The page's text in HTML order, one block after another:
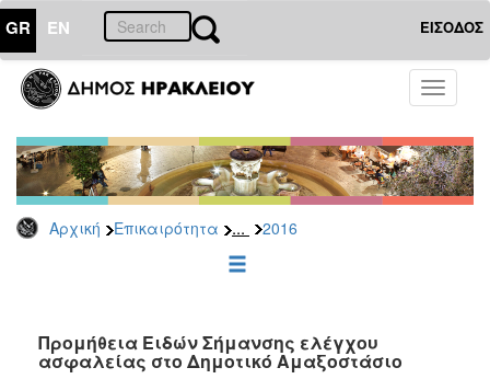
GR EN ΕΙΣΟΔΟΣ
Toggle
Αρχική Επικαιρότητα ... 2016
ΕΠΙΚΑΙΡΟΤΗΤΑ
-
Δημοπρασίες
Αρχείο
2026
2022
Προμήθεια Ειδών Σήμανσης ελέγχου
ασφαλείας στο Δημοτικό Αμαξοστάσιο